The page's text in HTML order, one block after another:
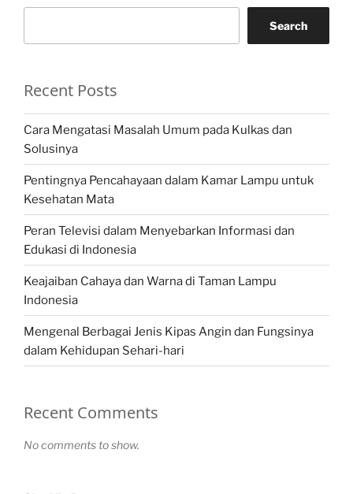
Search
Recent Posts
Cara Mengatasi Masalah Umum pada Kulkas dan
Solusinya
Pentingnya Pencahayaan dalam Kamar Lampu untuk
Kesehatan Mata
Peran Televisi dalam Menyebarkan Informasi dan
Edukasi di Indonesia
Keajaiban Cahaya dan Warna di Taman Lampu
Indonesia
Mengenal Berbagai Jenis Kipas Angin dan Fungsinya
dalam Kehidupan Sehari-hari
Recent Comments
No comments to show.